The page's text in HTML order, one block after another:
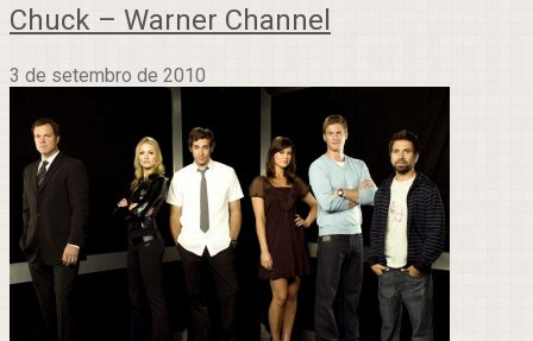
Chuck – Warner Channel
3 de setembro de 2010